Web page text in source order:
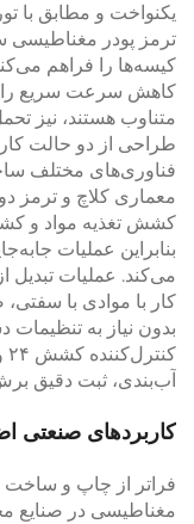
یکنواخت و مطابق با
ترمز پودر مغناطیسی
کیسه‌ها را فراهم
کاهش سرعت سریع را
متناوب هستند، نیز
طراحی از دو حالت
فناوری‌های مختلف
معماری کلاچ و ترمز
کشش تغذیه مواد و
بنابراین عملیات
می‌کند. عملیات تبدیل از
کار با موادی با
بدون نیاز به
کنترل‌کننده کشش ۲۴ ولتی
آب‌بندی، ثبت دقیق
کاربردهای صنعتی
فراتر از چاپ و ساخت
مغناطیسی در صنایع